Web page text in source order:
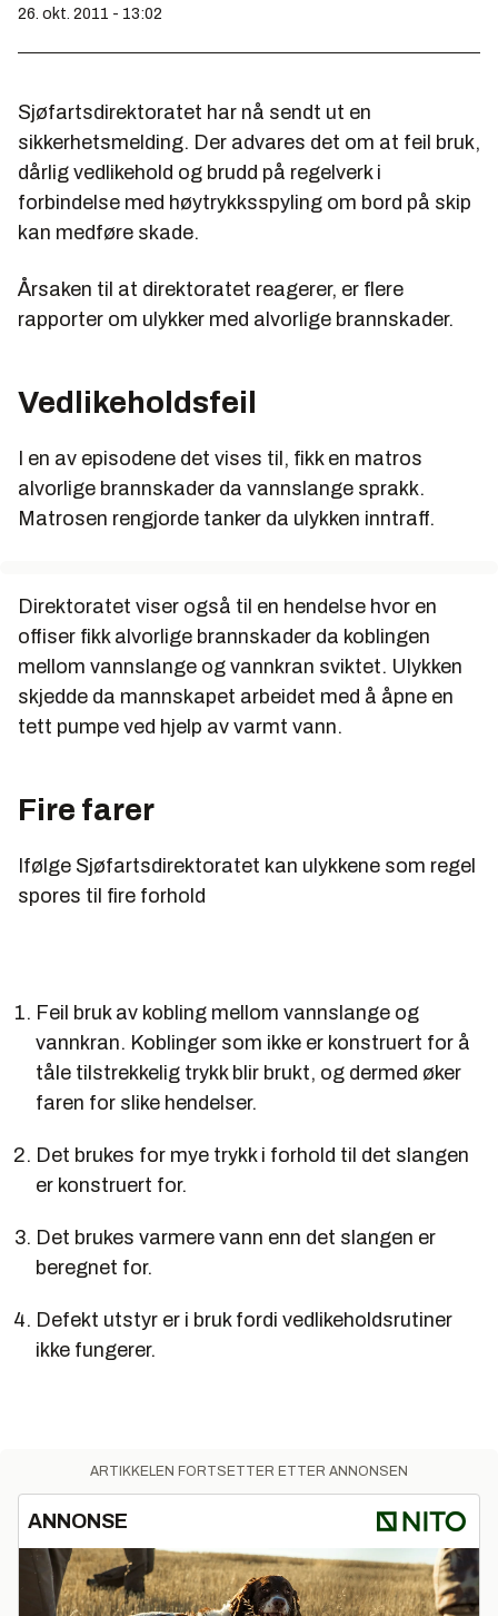
26. okt. 2011 - 13:02
Sjøfartsdirektoratet har nå sendt ut en
sikkerhetsmelding. Der advares det om at feil bruk,
dårlig vedlikehold og brudd på regelverk i
forbindelse med høytrykksspyling om bord på skip
kan medføre skade.
Årsaken til at direktoratet reagerer, er flere
rapporter om ulykker med alvorlige brannskader.
Vedlikeholdsfeil
I en av episodene det vises til, fikk en matros
alvorlige brannskader da vannslange sprakk.
Matrosen rengjorde tanker da ulykken inntraff.
Direktoratet viser også til en hendelse hvor en
offiser fikk alvorlige brannskader da koblingen
mellom vannslange og vannkran sviktet. Ulykken
skjedde da mannskapet arbeidet med å åpne en
tett pumpe ved hjelp av varmt vann.
Fire farer
Ifølge Sjøfartsdirektoratet kan ulykkene som regel
spores til fire forhold
Feil bruk av kobling mellom vannslange og
vannkran. Koblinger som ikke er konstruert for å
tåle tilstrekkelig trykk blir brukt, og dermed øker
faren for slike hendelser.
Det brukes for mye trykk i forhold til det slangen
er konstruert for.
Det brukes varmere vann enn det slangen er
beregnet for.
Defekt utstyr er i bruk fordi vedlikeholdsrutiner
ikke fungerer.
ARTIKKELEN FORTSETTER ETTER ANNONSEN
ANNONSE